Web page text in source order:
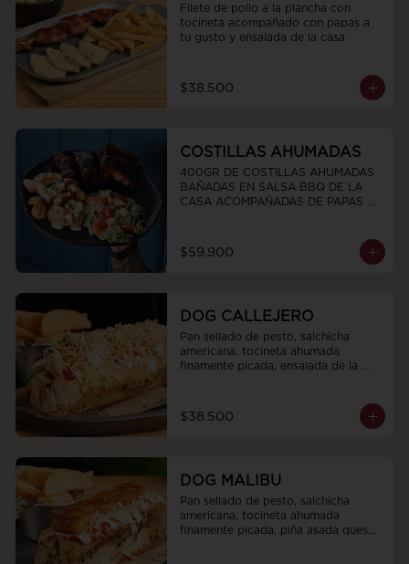
Filete de pollo a la plancha con
tocineta acompañado con papas a
tu gusto y ensalada de la casa
$38.500
COSTILLAS AHUMADAS
400GR DE COSTILLAS AHUMADAS
BAÑADAS EN SALSA BBQ DE LA
CASA ACOMPAÑADAS DE PAPAS
$59.900
DOG CALLEJERO
Pan sellado de pesto, salchicha
americana, tocineta ahumada
finamente picada, ensalada de la
$38.500
DOG MALIBU
Pan sellado de pesto, salchicha
americana, tocineta ahumada
finamente picada, piña asada queso